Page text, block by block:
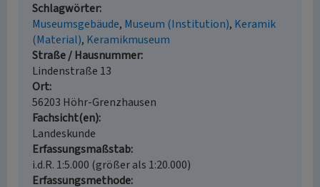
Schlagwörter
Museumsgebäude Museum (Institution) Keramik
(Material) Keramikmuseum
Straße / Hausnummer
Lindenstraße 13
Ort
56203 Höhr-Grenzhausen
Fachsicht(en)
Landeskunde
Erfassungsmaßstab
i.d.R. 1:5.000 (größer als 1:20.000)
Erfassungsmethode